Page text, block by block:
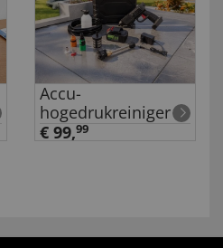
Accu-
hogedrukreiniger
€ 99,99